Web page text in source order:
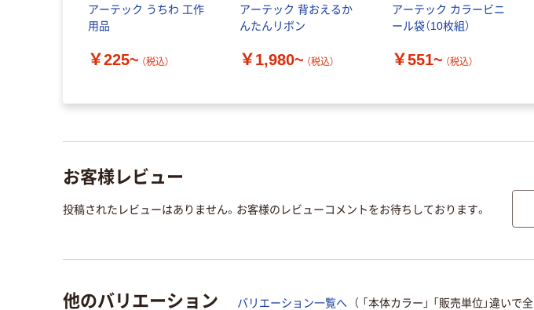
アーテック うちわ 工作
用品
￥225~ （税込）
アーテック 背おえるか
んたんリボン
￥1,980~ （税込）
アーテック カラービニ
ール袋（10枚組）
￥551~ （税込）
お客様レビュー
投稿されたレビューはありません。お客様のレビューコメントをお待ちしております。
他のバリエーション バリエーション一覧へ （ 「本体カラー」 「販売単位」違いで全